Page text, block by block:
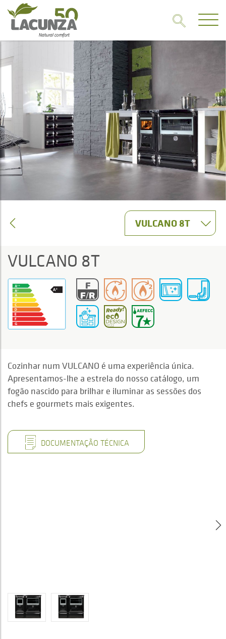
VULCANO 8T
VULCANO 8T
Cozinhar num VULCANO é uma experiência única.
Apresentamos-lhe a estrela do nosso catálogo, um
fogão nascido para brilhar e iluminar as sessões dos
chefs e gourmets mais exigentes.
DOCUMENTAÇÃO TÉCNICA